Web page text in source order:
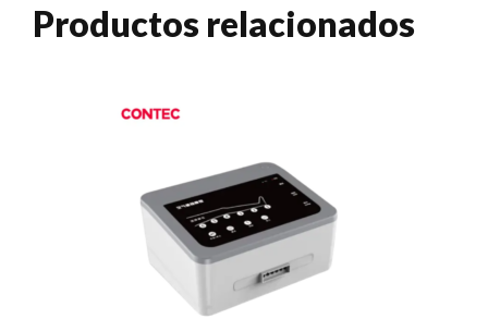
Productos relacionados